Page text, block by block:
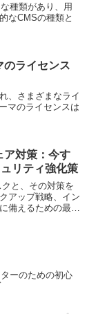
種類があり、用
なCMSの種類と
ライセンス
、さまざまなライ
マのライセンスは
ア対策：今す
リティ強化策
と、その対策を
アップ戦略、イン
備えるための最新
ーのための初心